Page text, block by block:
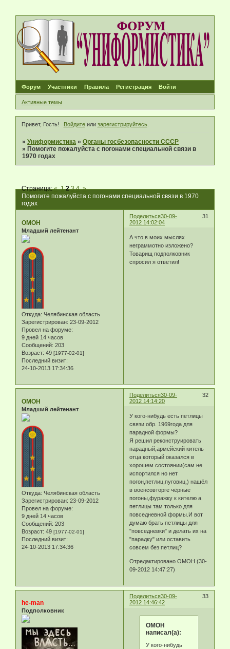
Форум Участники Правила Регистрация Войти
Активные темы
Привет, Гость! Войдитеили зарегистрируйтесь.
»Униформистика »Органы госбезопасности СССР
» Помогите пожалуйста с погонами специальной связи в
1970 годах
Помогите пожалуйста с погонами специальной связи в 1970
годах
Страница:« 1 2 3 4 »
Поделиться 31
30-09-
2012 14:02:04
ОМОН
Младший лейтенант
Откуда: Челябинская область
Зарегистрирован: 23-09-2012
Провел на форуме:
9 дней 14 часов
Сообщений: 203
Возраст: 49 [1977-02-01]
Последний визит:
24-10-2013 17:34:36
А что в моих мыслях
неграммотно изложено?
Товарищ подполковник
спросил я ответил!
Поделиться 32
30-09-
2012 14:14:20
ОМОН
Младший лейтенант
Откуда: Челябинская область
Зарегистрирован: 23-09-2012
Провел на форуме:
9 дней 14 часов
Сообщений: 203
Возраст: 49 [1977-02-01]
Последний визит:
24-10-2013 17:34:36
У кого-нибудь есть петлицы
связи обр. 1969года для
парадной формы?
Я решил реконструировать
парадный,армейский китель
отца который оказался в
хорошем состоянии(сам не
испортился но нет
погон,петлиц,пуговиц,) нашёл
в военсовторге чёрные
погоны,фуражку к кителю а
петлицы там только для
повседневной формы.И вот
думаю брать петлицы для
"повседневки" и делать их на
"парадку" или оставить
совсем без петлиц?
Отредактировано ОМОН (30-
09-2012 14:47:27)
Поделиться 33
30-09-
2012 14:46:42
he-man
Подполковник
ОМОН
написал(а):
У кого-нибудь